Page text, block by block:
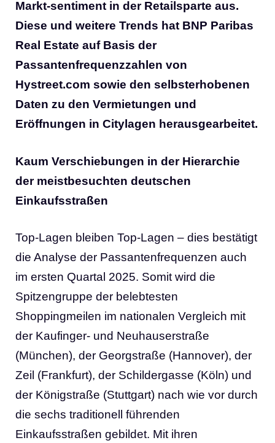
Markt-sentiment in der Retailsparte aus.
Diese und weitere Trends hat BNP Paribas
Real Estate auf Basis der
Passantenfrequenzzahlen von
Hystreet.com sowie den selbsterhobenen
Daten zu den Vermietungen und
Eröffnungen in Citylagen herausgearbeitet.
Kaum Verschiebungen in der Hierarchie
der meistbesuchten deutschen
Einkaufsstraßen
Top-Lagen bleiben Top-Lagen – dies bestätigt
die Analyse der Passantenfrequenzen auch
im ersten Quartal 2025. Somit wird die
Spitzengruppe der belebtesten
Shoppingmeilen im nationalen Vergleich mit
der Kaufinger- und Neuhauserstraße
(München), der Georgstraße (Hannover), der
Zeil (Frankfurt), der Schildergasse (Köln) und
der Königstraße (Stuttgart) nach wie vor durch
die sechs traditionell führenden
Einkaufsstraßen gebildet. Mit ihren